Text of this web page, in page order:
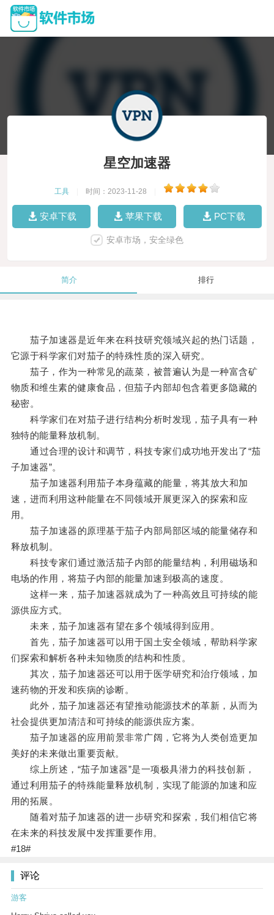
星空加速器
工具 时间：2023-11-28
安卓下载 苹果下载 PC下载
安卓市场，安全绿色
简介 排行
茄子加速器是近年来在科技研究领域兴起的热门话题，
它源于科学家们对茄子的特殊性质的深入研究。
茄子，作为一种常见的蔬菜，被普遍认为是一种富含矿
物质和维生素的健康食品，但茄子内部却包含着更多隐藏的
秘密。
科学家们在对茄子进行结构分析时发现，茄子具有一种
独特的能量释放机制。
通过合理的设计和调节，科技专家们成功地开发出了“茄
子加速器”。
茄子加速器利用茄子本身蕴藏的能量，将其放大和加
速，进而利用这种能量在不同领域开展更深入的探索和应
用。
茄子加速器的原理基于茄子内部局部区域的能量储存和
释放机制。
科技专家们通过激活茄子内部的能量结构，利用磁场和
电场的作用，将茄子内部的能量加速到极高的速度。
这样一来，茄子加速器就成为了一种高效且可持续的能
源供应方式。
未来，茄子加速器有望在多个领域得到应用。
首先，茄子加速器可以用于国土安全领域，帮助科学家
们探索和解析各种未知物质的结构和性质。
其次，茄子加速器还可以用于医学研究和治疗领域，加
速药物的开发和疾病的诊断。
此外，茄子加速器还有望推动能源技术的革新，从而为
社会提供更加清洁和可持续的能源供应方案。
茄子加速器的应用前景非常广阔，它将为人类创造更加
美好的未来做出重要贡献。
综上所述，“茄子加速器”是一项极具潜力的科技创新，
通过利用茄子的特殊能量释放机制，实现了能源的加速和应
用的拓展。
随着对茄子加速器的进一步研究和探索，我们相信它将
在未来的科技发展中发挥重要作用。
#18#
评论
游客